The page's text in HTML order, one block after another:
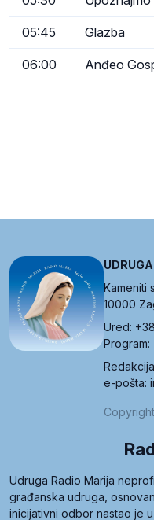
05:45 Glazba
06:00 Anđeo
Kameniti
10000
Ured:
e-pošta:
Udruga Radio Marija
građanska udruga,
inicijativni odbor nastao je